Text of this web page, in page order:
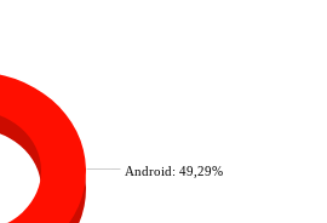
Android: 49,29%